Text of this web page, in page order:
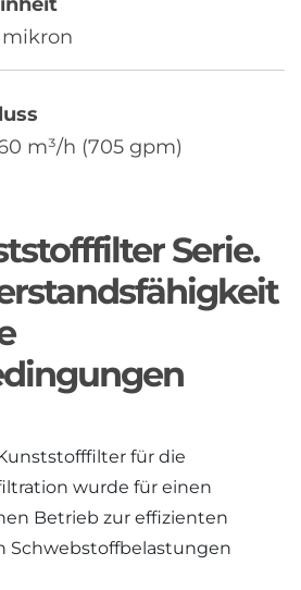
m³/h (705 gpm)
Serie.
für die
wurde für einen
Betrieb zur effizienten
Schwebstoffbelastungen